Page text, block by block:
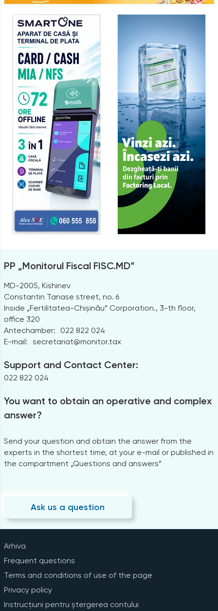
PP „Monitorul Fiscal FISC.MD”
MD-2005, Kishinev
Constantin Tanase street, no. 6
Inside „Fertilitatea-Chișinău” Corporation., 3-th floor,
office 320
Antechamber:
022 822 024
E-mail: secretariat@monitor.tax
Support and Contact Center:
022 822 024
You want to obtain an operative and complex
answer?
Send your question and obtain the answer from the
experts in the shortest time, at your e-mail or published in
the compartment „Questions and answers”
Ask us a question
Arhiva
Frequent questions
Terms and conditions of use of the page
Privacy policy
Instrucțiuni pentru ștergerea contului